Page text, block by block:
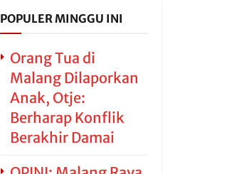
POPULER MINGGU INI
Orang Tua di
Malang Dilaporkan
Anak, Otje:
Berharap Konflik
Berakhir Damai